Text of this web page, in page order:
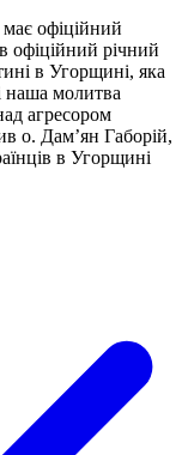
має офіційний
офіційний річний
в Угорщині, яка
наша молитва
агресором
о. Дамʼян Габорій,
в Угорщині